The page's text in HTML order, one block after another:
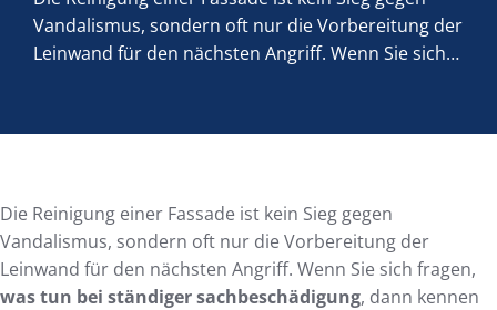
Vandalismus, sondern oft nur die Vorbereitung der
Leinwand für den nächsten Angriff. Wenn Sie sich…
Die Reinigung einer Fassade ist kein Sieg gegen
Vandalismus, sondern oft nur die Vorbereitung der
Leinwand für den nächsten Angriff. Wenn Sie sich fragen,
was tun bei ständiger sachbeschädigung, dann kennen